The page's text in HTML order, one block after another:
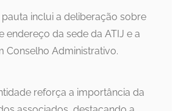
inclui a deliberação sobre
endereço da sede da ATIJ e a
Conselho Administrativo.
reforça a importância da